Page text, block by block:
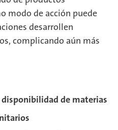
modo de acción puede
desarrollen
complicando aún más
de materias